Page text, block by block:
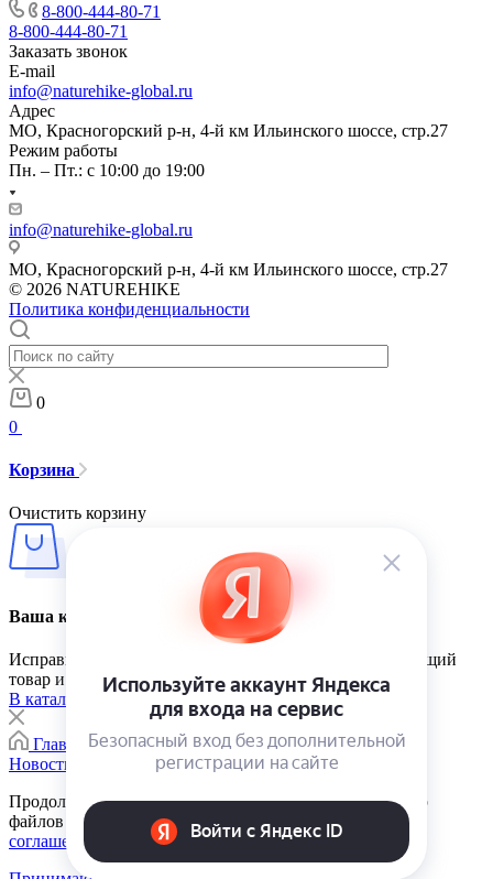
8-800-444-80-71
8-800-444-80-71
Заказать звонок
E-mail
info@naturehike-global.ru
Адрес
МО, Красногорский р-н, 4-й км Ильинского шоссе, стр.27
Режим работы
Пн. – Пт.: с 10:00 до 19:00
info@naturehike-global.ru
МО, Красногорский р-н, 4-й км Ильинского шоссе, стр.27
© 2026 NATUREHIKE
Политика конфиденциальности
0
0
Корзина
Очистить корзину
Ваша корзина пуста
Исправить это просто: выберите в каталоге интересующий
товар и нажмите кнопку «В корзину»
В каталог
Главная 0 Корзина Каталог
Контакты
Новости
Продолжая использовать сайт, вы соглашаетесь на сбор
файлов cookie в соответствии с
Пользовательским
соглашением